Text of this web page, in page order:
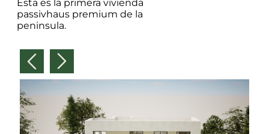
Esta es la primera vivienda
passivhaus premium de la
peninsula.